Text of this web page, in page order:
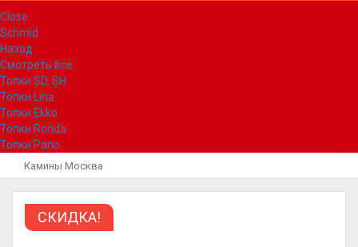
Close
Schmid
Назад
Смотреть все
Топки SD, SH
Топки Lina
Топки Ekko
Топки Ronda
Топки Pano
Камины Москва
СКИДКА!